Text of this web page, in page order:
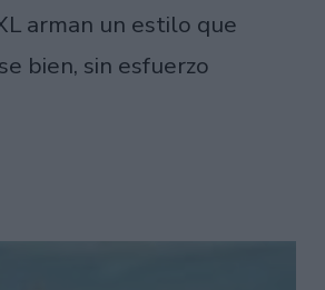
arman un estilo que
bien, sin esfuerzo